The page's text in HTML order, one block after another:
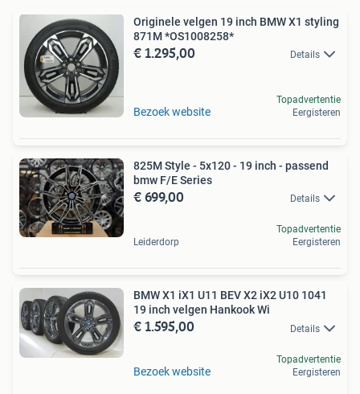
Originele velgen 19 inch BMW X1 styling
871M *OS1008258*
€ 1.295,00 Details
Bezoek website
Topadvertentie
Eergisteren
825M Style - 5x120 - 19 inch - passend
bmw F/E Series
€ 699,00 Details
Leiderdorp
Topadvertentie
Eergisteren
BMW X1 iX1 U11 BEV X2 iX2 U10 1041
19 inch velgen Hankook Wi
€ 1.595,00 Details
Bezoek website
Topadvertentie
Eergisteren